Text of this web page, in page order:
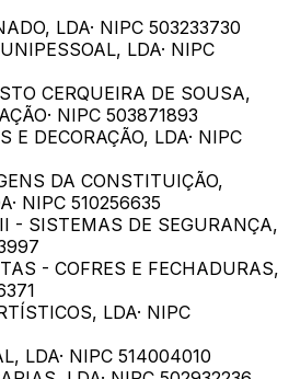
LDA· NIPC 503233730
LDA· NIPC
CERQUEIRA DE SOUSA,
· NIPC 503871893
E DECORAÇÃO, LDA· NIPC
DA CONSTITUIÇÃO,
· NIPC 510256635
- SISTEMAS DE SEGURANÇA,
- COFRES E FECHADURAS,
LDA· NIPC
LDA· NIPC 514004010